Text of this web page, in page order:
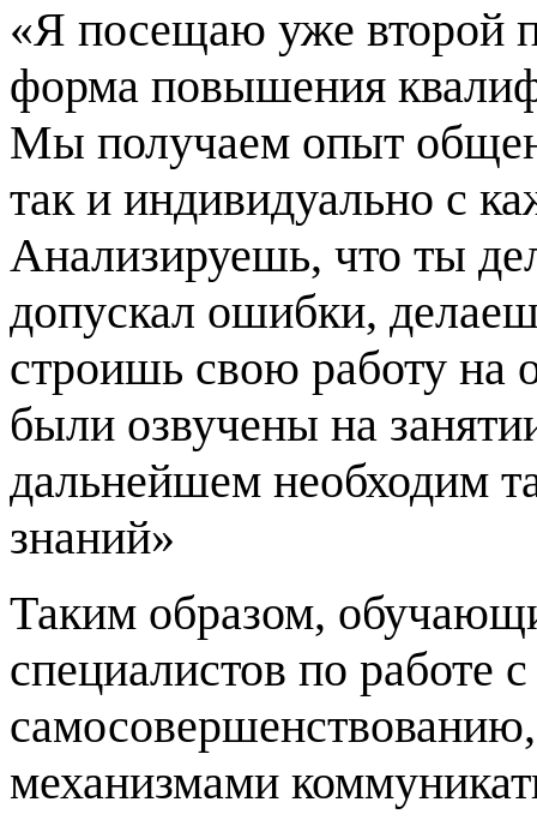
«Я посещаю уже второй
форма повышения
Мы получаем опыт
так и индивидуально с
Анализируешь, что ты
допускал ошибки,
строишь свою работу на
были озвучены на
дальнейшем необходим
знаний»
Таким образом,
специалистов по работе
механизмами